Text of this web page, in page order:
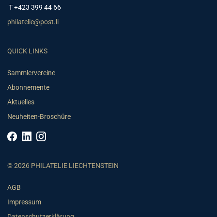
T +423 399 44 66
philatelie@post.li
QUICK LINKS
Sammlervereine
Abonnemente
Aktuelles
Neuheiten-Broschüre
© 2026 PHILATELIE LIECHTENSTEIN
AGB
Impressum